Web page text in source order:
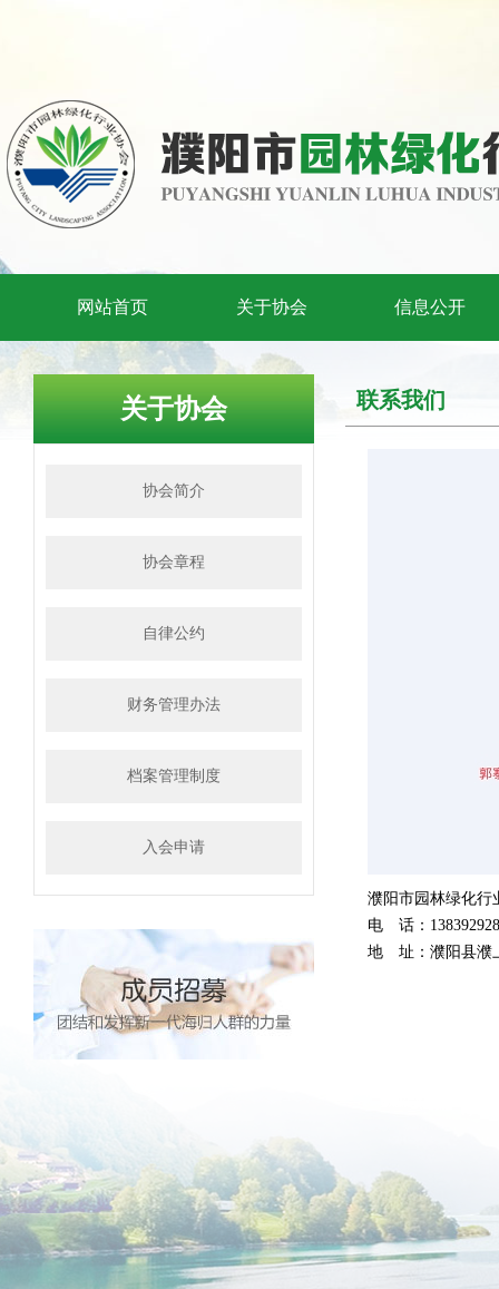
网站首页 关于协会 信息公开
关于协会
协会简介
协会章程
自律公约
财务管理办法
档案管理制度
入会申请
联系我们
濮阳市园林绿化行
电 话：
地 址：濮阳县濮